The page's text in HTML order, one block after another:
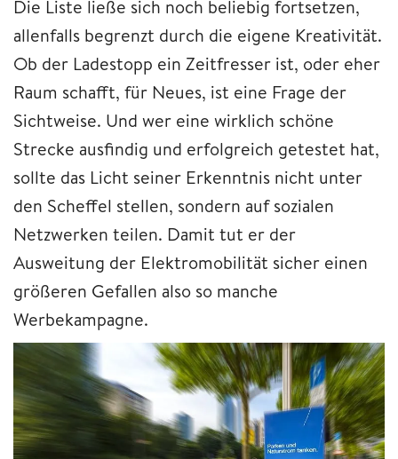
Die Liste ließe sich noch beliebig fortsetzen,
allenfalls begrenzt durch die eigene Kreativität.
Ob der Ladestopp ein Zeitfresser ist, oder eher
Raum schafft, für Neues, ist eine Frage der
Sichtweise. Und wer eine wirklich schöne
Strecke ausfindig und erfolgreich getestet hat,
sollte das Licht seiner Erkenntnis nicht unter
den Scheffel stellen, sondern auf sozialen
Netzwerken teilen. Damit tut er der
Ausweitung der Elektromobilität sicher einen
größeren Gefallen also so manche
Werbekampagne.